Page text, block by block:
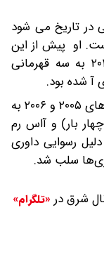
در تاریخ می شود
او پیش از این
یوونتوس را در فاصله سال‌های ۲۰۱۱ تا ۲۰۱۴ به سه قهرمانی
فابیو کاپلو پیش از آنکه یوونتوس را در سال‌های ۲۰۰۵ و ۲۰۰۶ به
بار) و آاس رم
رسوایی داوری
سلب شد.
شرق در «تلگرام»